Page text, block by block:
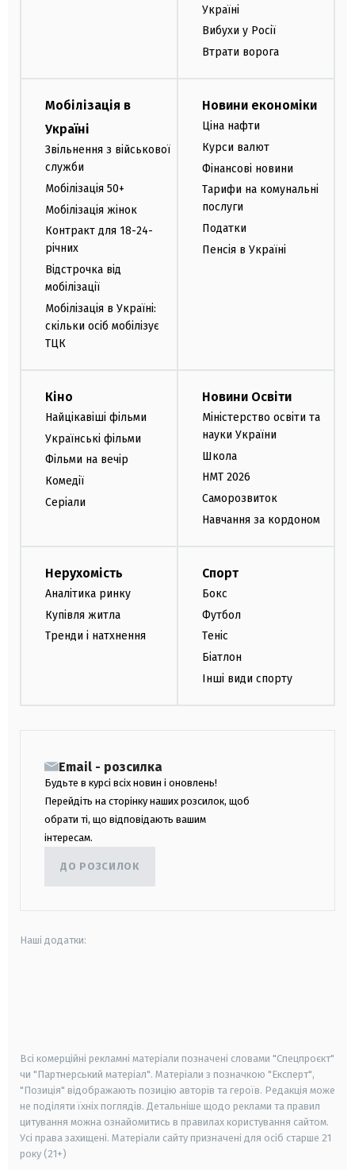
Україні
Вибухи у Росії
Втрати ворога
Мобілізація в
Україні
Звільнення з військової
служби
Мобілізація 50+
Мобілізація жінок
Контракт для 18-24-
річних
Відстрочка від
мобілізації
Мобілізація в Україні:
скільки осіб мобілізує
ТЦК
Новини економіки
Ціна нафти
Курси валют
Фінансові новини
Тарифи на комунальні
послуги
Податки
Пенсія в Україні
Кіно
Найцікавіші фільми
Українські фільми
Фільми на вечір
Комедії
Серіали
Новини Освіти
Міністерство освіти та
науки України
Школа
НМТ 2026
Саморозвиток
Навчання за кордоном
Нерухомість
Аналітика ринку
Купівля житла
Тренди і натхнення
Спорт
Бокс
Футбол
Теніс
Біатлон
Інші види спорту
Email - розсилка
Будьте в курсі всіх новин і оновлень!
Перейдіть на сторінку наших розсилок, щоб
обрати ті, що відповідають вашим
інтересам.
ДО РОЗСИЛОК
Наші додатки:
Всі комерційні рекламні матеріали позначені словами "Спецпроєкт"
чи "Партнерський матеріал". Матеріали з позначкою "Експерт",
"Позиція" відображають позицію авторів та героїв. Редакція може
не поділяти їхніх поглядів. Детальніше щодо реклами та правил
цитування можна ознайомитись в правилах користування сайтом.
Усі права захищені. Матеріали сайту призначені для осіб старше 21
року (21+)